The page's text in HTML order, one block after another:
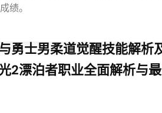
绩。
勇士男柔道觉醒技能解析
2漂泊者职业全面解析与